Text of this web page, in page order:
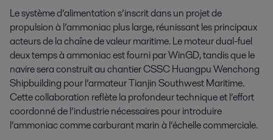
Le système d’alimentation s’inscrit dans un projet de
propulsion à l’ammoniac plus large, réunissant les principaux
acteurs de la chaîne de valeur maritime. Le moteur dual-fuel
deux temps à ammoniac est fourni par WinGD, tandis que le
navire sera construit au chantier CSSC Huangpu Wenchong
Shipbuilding pour l’armateur Tianjin Southwest Maritime.
Cette collaboration reflète la profondeur technique et l’effort
coordonné de l’industrie nécessaires pour introduire
l’ammoniac comme carburant marin à l’échelle commerciale.